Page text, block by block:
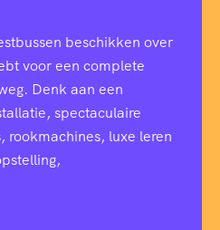
beschikken over
voor een complete
Denk aan een
spectaculaire
rookmachines, luxe leren